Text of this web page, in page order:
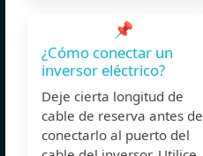
📌
¿Cómo conectar un
inversor eléctrico?
Deje cierta longitud de
cable de reserva antes de
conectarlo al puerto del